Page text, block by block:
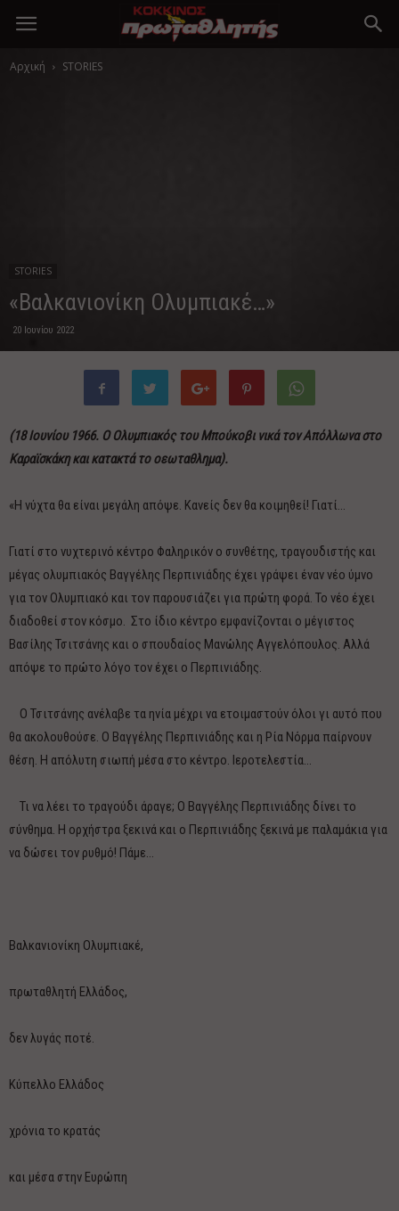
Αρχική STORIES
STORIES
«Βαλκανιονίκη Ολυμπιακέ…»
20 Ιουνίου 2022
(18 Ιουνίου 1966. Ο Ολυμπιακός του Μπούκοβι νικά τον Απόλλωνα στο
Καραϊσκάκη και κατακτά το οεωταθλημα).
«Η νύχτα θα είναι μεγάλη απόψε. Κανείς δεν θα κοιμηθεί! Γιατί…
Γιατί στο νυχτερινό κέντρο Φαληρικόν ο συνθέτης, τραγουδιστής και
μέγας ολυμπιακός Βαγγέλης Περπινιάδης έχει γράψει έναν νέο ύμνο
για τον Ολυμπιακό και τον παρουσιάζει για πρώτη φορά. Το νέο έχει
διαδοθεί στον κόσμο. Στο ίδιο κέντρο εμφανίζονται ο μέγιστος
Βασίλης Τσιτσάνης και ο σπουδαίος Μανώλης Αγγελόπουλος. Αλλά
απόψε το πρώτο λόγο τον έχει ο Περπινιάδης.
Ο Τσιτσάνης ανέλαβε τα ηνία μέχρι να ετοιμαστούν όλοι γι αυτό που
θα ακολουθούσε. Ο Βαγγέλης Περπινιάδης και η Ρία Νόρμα παίρνουν
θέση. Η απόλυτη σιωπή μέσα στο κέντρο. Ιεροτελεστία…
Τι να λέει το τραγούδι άραγε; Ο Βαγγέλης Περπινιάδης δίνει το
σύνθημα. Η ορχήστρα ξεκινά και ο Περπινιάδης ξεκινά με παλαμάκια για
να δώσει τον ρυθμό! Πάμε…
Βαλκανιονίκη Ολυμπιακέ,
πρωταθλητή Ελλάδος,
δεν λυγάς ποτέ.
Κύπελλο Ελλάδος
χρόνια το κρατάς
και μέσα στην Ευρώπη